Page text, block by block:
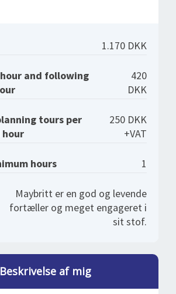
1.170 DKK
and following
420
DKK
tours per
hour
250 DKK
+VAT
hours 1
Maybritt er en god og levende
fortæller og meget engageret i
sit stof.
Beskrivelse af mig